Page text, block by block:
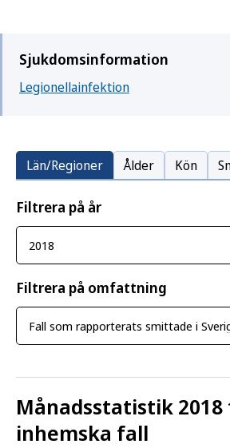
Sjukdomsinformation
Legionellainfektion
Län/Regioner Ålder Kön
Filtrera på år
Filtrera på omfattning
Månadsstatistik
inhemska fall